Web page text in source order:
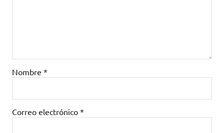
Nombre *
Correo electrónico *